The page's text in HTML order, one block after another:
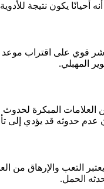
أحيانًا يكون نتيجة
قوي على اقتراب
المهبلي.
من العلامات المبكرة
حدوثه قد يؤدي إلى
التعب والإرهاق من
الحمل.